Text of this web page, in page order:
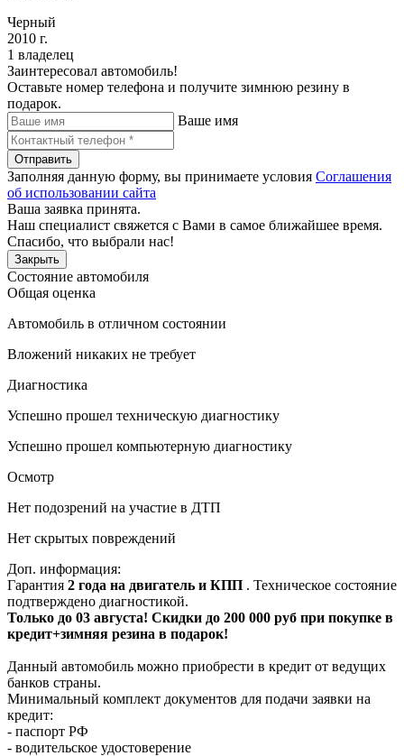
Черный
2010 г.
1 владелец
Заинтересовал автомобиль!
Оставьте номер телефона и получите зимнюю резину в
подарок.
Ваше имя
Отправить
Заполняя данную форму, вы принимаете условия Соглашения
об использовании сайта
Ваша заявка принята.
Наш специалист свяжется с Вами в самое ближайшее время.
Спасибо, что выбрали нас!
Закрыть
Состояние автомобиля
Общая оценка
Автомобиль в отличном состоянии
Вложений никаких не требует
Диагностика
Успешно прошел техническую диагностику
Успешно прошел компьютерную диагностику
Осмотр
Нет подозрений на участие в ДТП
Нет скрытых повреждений
Доп. информация:
Гарантия 2 года на двигатель и КПП . Техническое состояние
подтверждено диагностикой.
Только до 03 августа! Скидки до 200 000 руб при покупке в
кредит+зимняя резина в подарок!
Данный автомобиль можно приобрести в кредит от ведущих
банков страны.
Минимальный комплект документов для подачи заявки на
кредит:
- паспорт РФ
- водительское удостоверение